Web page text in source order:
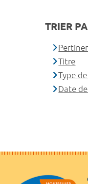
TRIER
Titre
Type
Date